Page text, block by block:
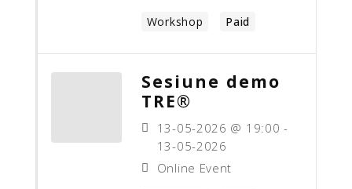
Workshop Paid
Sesiune demo
TRE®
13-05-2026 @ 19:00 -
13-05-2026
Online Event